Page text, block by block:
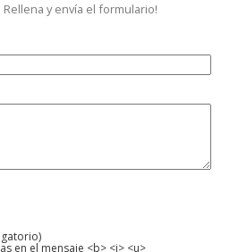
Rellena y envía el formulario!
en el mensaje <b> <i> <u>